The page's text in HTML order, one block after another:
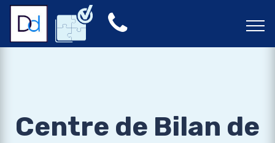
Centre de Bilan de